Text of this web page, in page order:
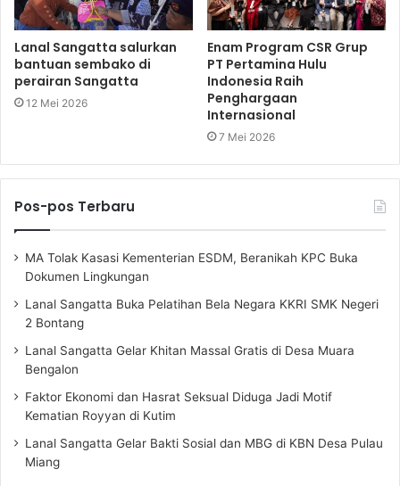
Lanal Sangatta salurkan
bantuan sembako di
perairan Sangatta
12 Mei 2026
Enam Program CSR Grup
PT Pertamina Hulu
Indonesia Raih
Penghargaan
Internasional
7 Mei 2026
Pos-pos Terbaru
MA Tolak Kasasi Kementerian ESDM, Beranikah KPC Buka
Dokumen Lingkungan
Lanal Sangatta Buka Pelatihan Bela Negara KKRI SMK Negeri
2 Bontang
Lanal Sangatta Gelar Khitan Massal Gratis di Desa Muara
Bengalon
Faktor Ekonomi dan Hasrat Seksual Diduga Jadi Motif
Kematian Royyan di Kutim
Lanal Sangatta Gelar Bakti Sosial dan MBG di KBN Desa Pulau
Miang